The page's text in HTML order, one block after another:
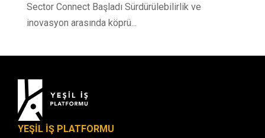
Sector Connect Başladı Sürdürülebilirlik ve
inovasyon arasında köprü...
YEŞİL İŞ PLATFORMU